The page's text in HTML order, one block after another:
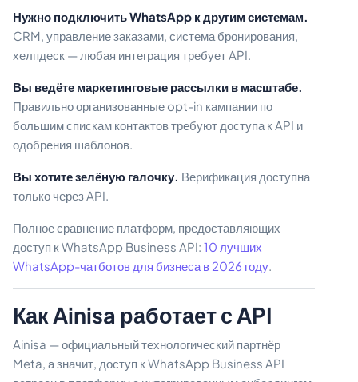
Нужно подключить WhatsApp к другим системам.
CRM, управление заказами, система бронирования,
хелпдеск — любая интеграция требует API.
Вы ведёте маркетинговые рассылки в масштабе.
Правильно организованные opt-in кампании по
большим спискам контактов требуют доступа к API и
одобрения шаблонов.
Вы хотите зелёную галочку. Верификация доступна
только через API.
Полное сравнение платформ, предоставляющих
доступ к WhatsApp Business API: 10 лучших
WhatsApp-чатботов для бизнеса в 2026 году
Как Ainisa работает с API
Ainisa — официальный технологический партнёр
Meta, а значит, доступ к WhatsApp Business API